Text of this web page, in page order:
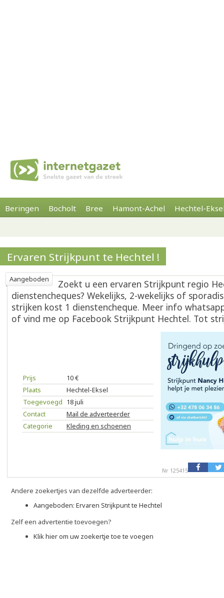
Beringen Bocholt Bree Hamont-Achel Hechtel-
Ervaren Strijkpunt te Hechtel !
Aangeboden
Zoekt u een ervaren Strijkpunt regio
dienstencheques? Wekelijks, 2-wekelijks of
strijken kost 1 dienstencheque. Meer info
of vind me op Facebook Strijkpunt Hechtel. Tot
Prijs
10 €
Plaats
Hechtel-Eksel
Toegevoegd 18 juli
Contact
Mail de adverteerder
Categorie
Kleding en schoenen
Nr 125415
Andere zoekertjes van dezelfde adverteerder:
Aangeboden: Ervaren Strijkpunt te Hechtel
Zelf een advertentie toevoegen?
Klik hier om uw zoekertje toe te voegen